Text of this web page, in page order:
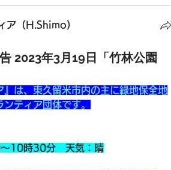
ア（H.Shimo）
2023年3月19日「竹林公園
は、東久留米市内の主に緑地保全地
ティア団体です。
10時30分　天気：晴